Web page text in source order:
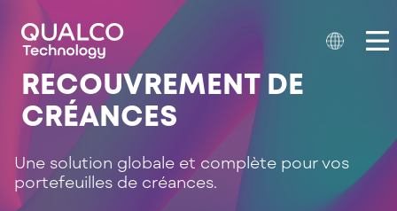
RECOUVREMENT DE
CRÉANCES
Une solution globale et complète pour vos
portefeuilles de créances.